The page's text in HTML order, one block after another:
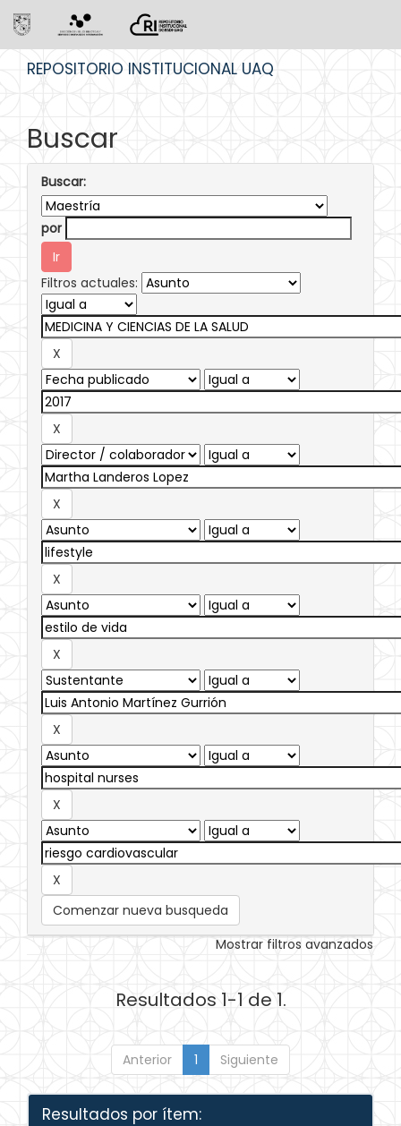
REPOSITORIO INSTITUCIONAL UAQ
Buscar
Buscar:
por
Filtros actuales:
Comenzar nueva busqueda
Mostrar filtros avanzados
Resultados 1-1 de 1.
Anterior 1 Siguiente
Resultados por ítem: